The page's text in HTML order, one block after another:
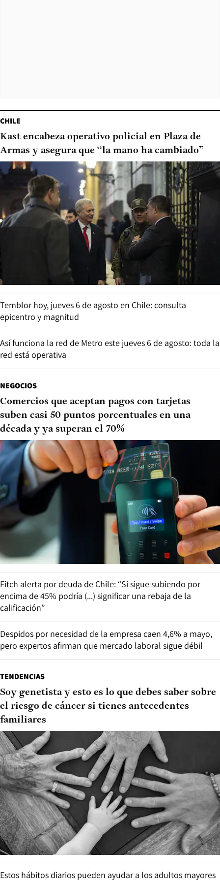
CHILE
Kast encabeza operativo policial en Plaza de
Armas y asegura que “la mano ha cambiado”
Temblor hoy, jueves 6 de agosto en Chile: consulta
epicentro y magnitud
Así funciona la red de Metro este jueves 6 de agosto: toda la
red está operativa
NEGOCIOS
Comercios que aceptan pagos con tarjetas
suben casi 50 puntos porcentuales en una
década y ya superan el 70%
Fitch alerta por deuda de Chile: “Si sigue subiendo por
encima de 45% podría (...) significar una rebaja de la
calificación”
Despidos por necesidad de la empresa caen 4,6% a mayo,
pero expertos afirman que mercado laboral sigue débil
TENDENCIAS
Soy genetista y esto es lo que debes saber sobre
el riesgo de cáncer si tienes antecedentes
familiares
Estos hábitos diarios pueden ayudar a los adultos mayores